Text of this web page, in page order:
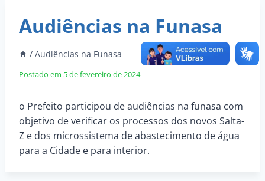
Audiências na Funasa
/ Audiências na Funasa
Postado em 5 de fevereiro de 2024
o Prefeito participou de audiências na funasa com
objetivo de verificar os processos dos novos Salta-
Z e dos microssistema de abastecimento de água
para a Cidade e para interior.